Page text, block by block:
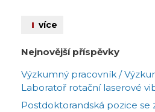
více
Nejnovější příspěvky
Výzkumný pracovník /
Laboratoř rotační laserové
Postdoktorandská pozice se